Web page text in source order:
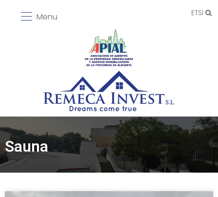
ETSI
Menu
Sauna